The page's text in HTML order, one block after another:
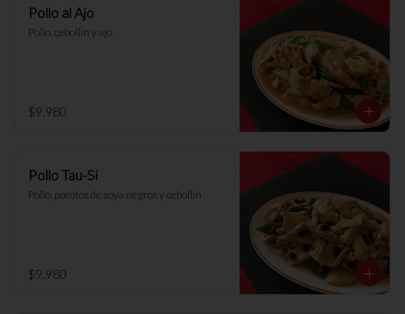
Pollo al Ajo
Pollo, cebollín y ajo
$9.980
Pollo Tau-Si
Pollo, porotos de soya negros y cebollín
$9.980